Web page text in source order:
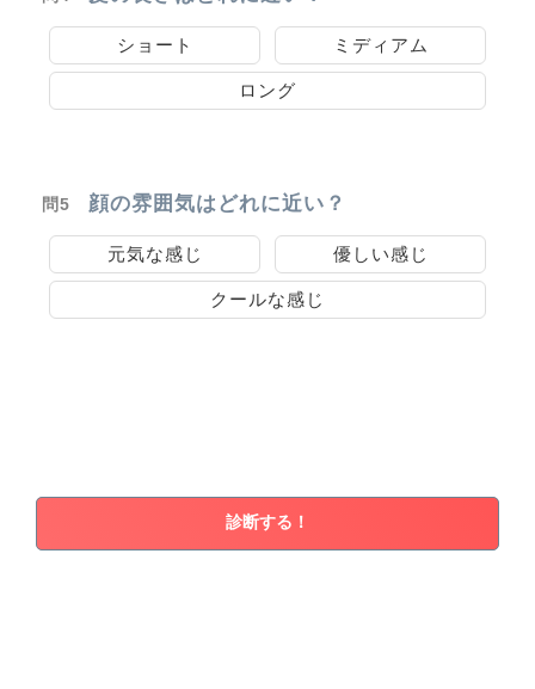
ショート ミディアム
ロング
問5 顔の雰囲気はどれに近い？
元気な感じ 優しい感じ
クールな感じ